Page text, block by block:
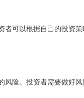
可以根据自己的投资
险。投资者需要做好